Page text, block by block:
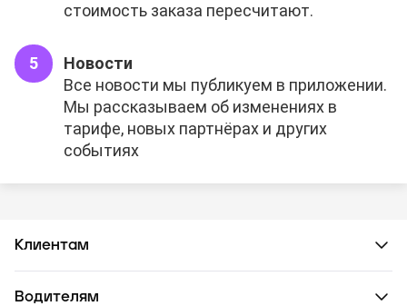
стоимость заказа пересчитают.
Новости
Все новости мы публикуем в приложении.
Мы рассказываем об изменениях в
тарифе, новых партнёрах и других
событиях
Клиентам
Водителям